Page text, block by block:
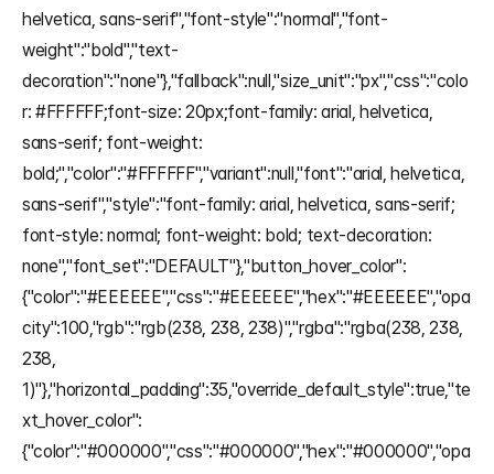
helvetica, sans-serif","font-style":"normal","font-
weight":"bold","text-
decoration":"none"},"fallback":null,"size_unit":"px","css":"colo
r: #FFFFFF;font-size: 20px;font-family: arial, helvetica,
sans-serif; font-weight:
bold;","color":"#FFFFFF","variant":null,"font":"arial, helvetica,
sans-serif","style":"font-family: arial, helvetica, sans-serif;
font-style: normal; font-weight: bold; text-decoration:
none","font_set":"DEFAULT"},"button_hover_color":
{"color":"#EEEEEE","css":"#EEEEEE","hex":"#EEEEEE","opa
city":100,"rgb":"rgb(238, 238, 238)","rgba":"rgba(238, 238,
238,
1)"},"horizontal_padding":35,"override_default_style":true,"te
xt_hover_color":
{"color":"#000000","css":"#000000","hex":"#000000","opa